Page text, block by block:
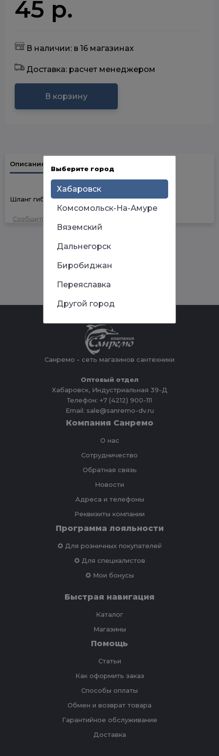
45 р.
В наличии: в 16 магазинах
Доставка: расчет менеджером
В корзину
Описание
Шланг гибкий (трубка) ПВХ 7мм х 1мм х 2м
Сообщить об ошибке
Санремо - сеть магазинов сантехники
Оптовый отдел
Хабаровск, Индустриальная 39-Д
Телефон: +7 (4212) 900-111
Email: sale@sanremo-dv.ru
Компания Санремо
О нас
Сотрудничество
Обратная связь
Новости
Адреса и телефоны
Реквизиты компании
Программа лояльности
✪ Для розничных покупателей
✪ Для специалистов
✪ Мои бонусы
Быстрая навигация
Каталог
Магазины
Помощь
Статьи
Как оформить заказ
Способы оплаты
Обмен и возврат товара
Гарантийное обслуживание
Доставка
Выберите город
Хабаровск
Комсомольск-На-Амуре
Вяземский
Дальнегорск
Биробиджан
Переяславка
Другой город